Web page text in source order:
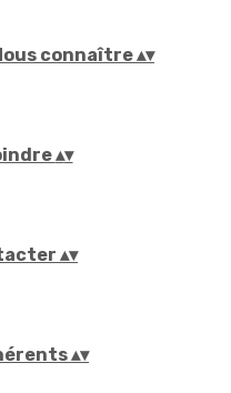
connaître▴▾
▴▾
▴▾
▴▾